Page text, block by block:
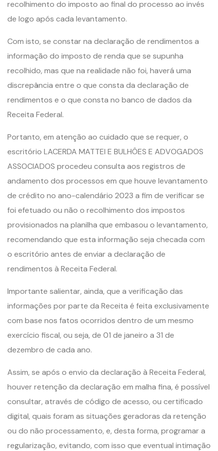
recolhimento do imposto ao final do processo ao invés
de logo após cada levantamento.
Com isto, se constar na declaração de rendimentos a
informação do imposto de renda que se supunha
recolhido, mas que na realidade não foi, haverá uma
discrepância entre o que consta da declaração de
rendimentos e o que consta no banco de dados da
Receita Federal.
Portanto, em atenção ao cuidado que se requer, o
escritório LACERDA MATTEI E BULHÔES E ADVOGADOS
ASSOCIADOS procedeu consulta aos registros de
andamento dos processos em que houve levantamento
de crédito no ano-calendário 2023 a fim de verificar se
foi efetuado ou não o recolhimento dos impostos
provisionados na planilha que embasou o levantamento,
recomendando que esta informação seja checada com
o escritório antes de enviar a declaração de
rendimentos à Receita Federal.
Importante salientar, ainda, que a verificação das
informações por parte da Receita é feita exclusivamente
com base nos fatos ocorridos dentro de um mesmo
exercício fiscal, ou seja, de 01 de janeiro a 31 de
dezembro de cada ano.
Assim, se após o envio da declaração à Receita Federal,
houver retenção da declaração em malha fina, é possível
consultar, através de código de acesso, ou certificado
digital, quais foram as situações geradoras da retenção
ou do não processamento, e, desta forma, programar a
regularização, evitando, com isso que eventual intimação